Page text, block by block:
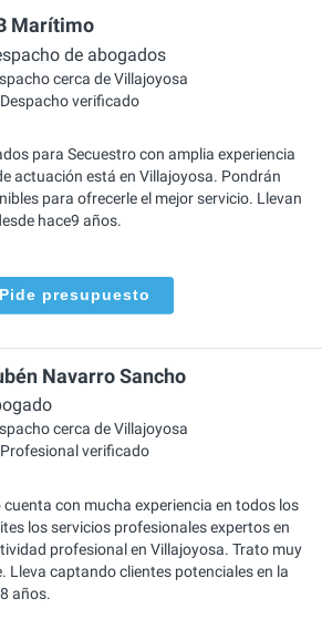
Marítimo
de abogados
cerca de Villajoyosa
Despacho verificado
para Secuestro con amplia experiencia
actuación está en Villajoyosa. Pondrán
para ofrecerle el mejor servicio. Llevan
hace9 años.
Pide presupuesto
Navarro Sancho
cerca de Villajoyosa
Profesional verificado
con mucha experiencia en todos los
los servicios profesionales expertos en
profesional en Villajoyosa. Trato muy
Lleva captando clientes potenciales en la
años.